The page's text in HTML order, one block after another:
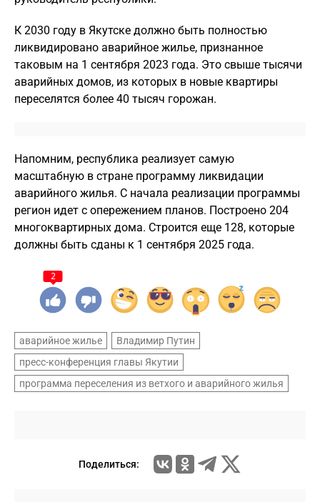
К 2030 году в Якутске должно быть полностью
ликвидировано аварийное жилье, признанное
таковым на 1 сентября 2023 года. Это свыше тысячи
аварийных домов, из которых в новые квартиры
переселятся более 40 тысяч горожан.
Напомним, республика реализует самую
масштабную в стране программу ликвидации
аварийного жилья. С начала реализации программы
регион идет с опережением планов. Построено 204
многоквартирных дома. Строится еще 128, которые
должны быть сданы к 1 сентября 2025 года.
2
аварийное жилье
Владимир Путин
пресс-конференция главы Якутии
программа переселения из ветхого и аварийного жилья
Поделиться: